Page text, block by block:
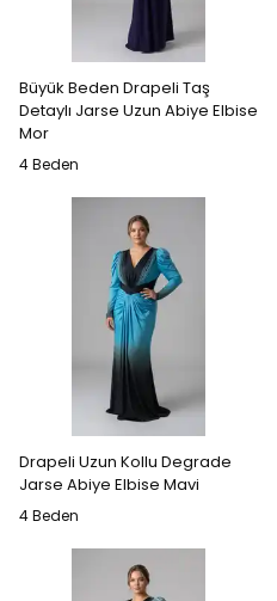
Büyük Beden Drapeli Taş
Detaylı Jarse Uzun Abiye Elbise
Mor
4 Beden
Drapeli Uzun Kollu Degrade
Jarse Abiye Elbise Mavi
4 Beden